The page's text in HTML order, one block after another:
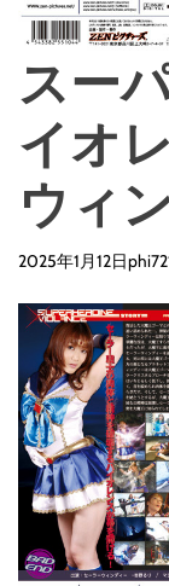
スー
イオ
ウィ
2025年1月12日